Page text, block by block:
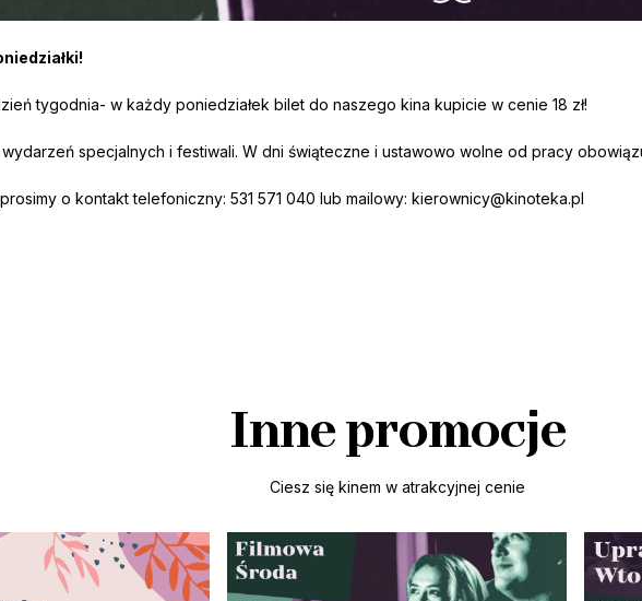
tygodnia- w każdy poniedziałek bilet do naszego kina kupicie w cenie 18 zł!
specjalnych i festiwali. W dni świąteczne i ustawowo wolne od pracy
o kontakt telefoniczny: 531 571 040 lub mailowy:kierownicy@kinoteka.pl
Inne promocje
Ciesz się kinem w atrakcyjnej cenie